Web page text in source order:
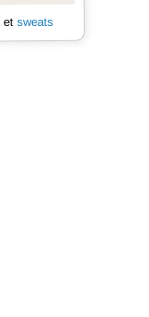
et sweats